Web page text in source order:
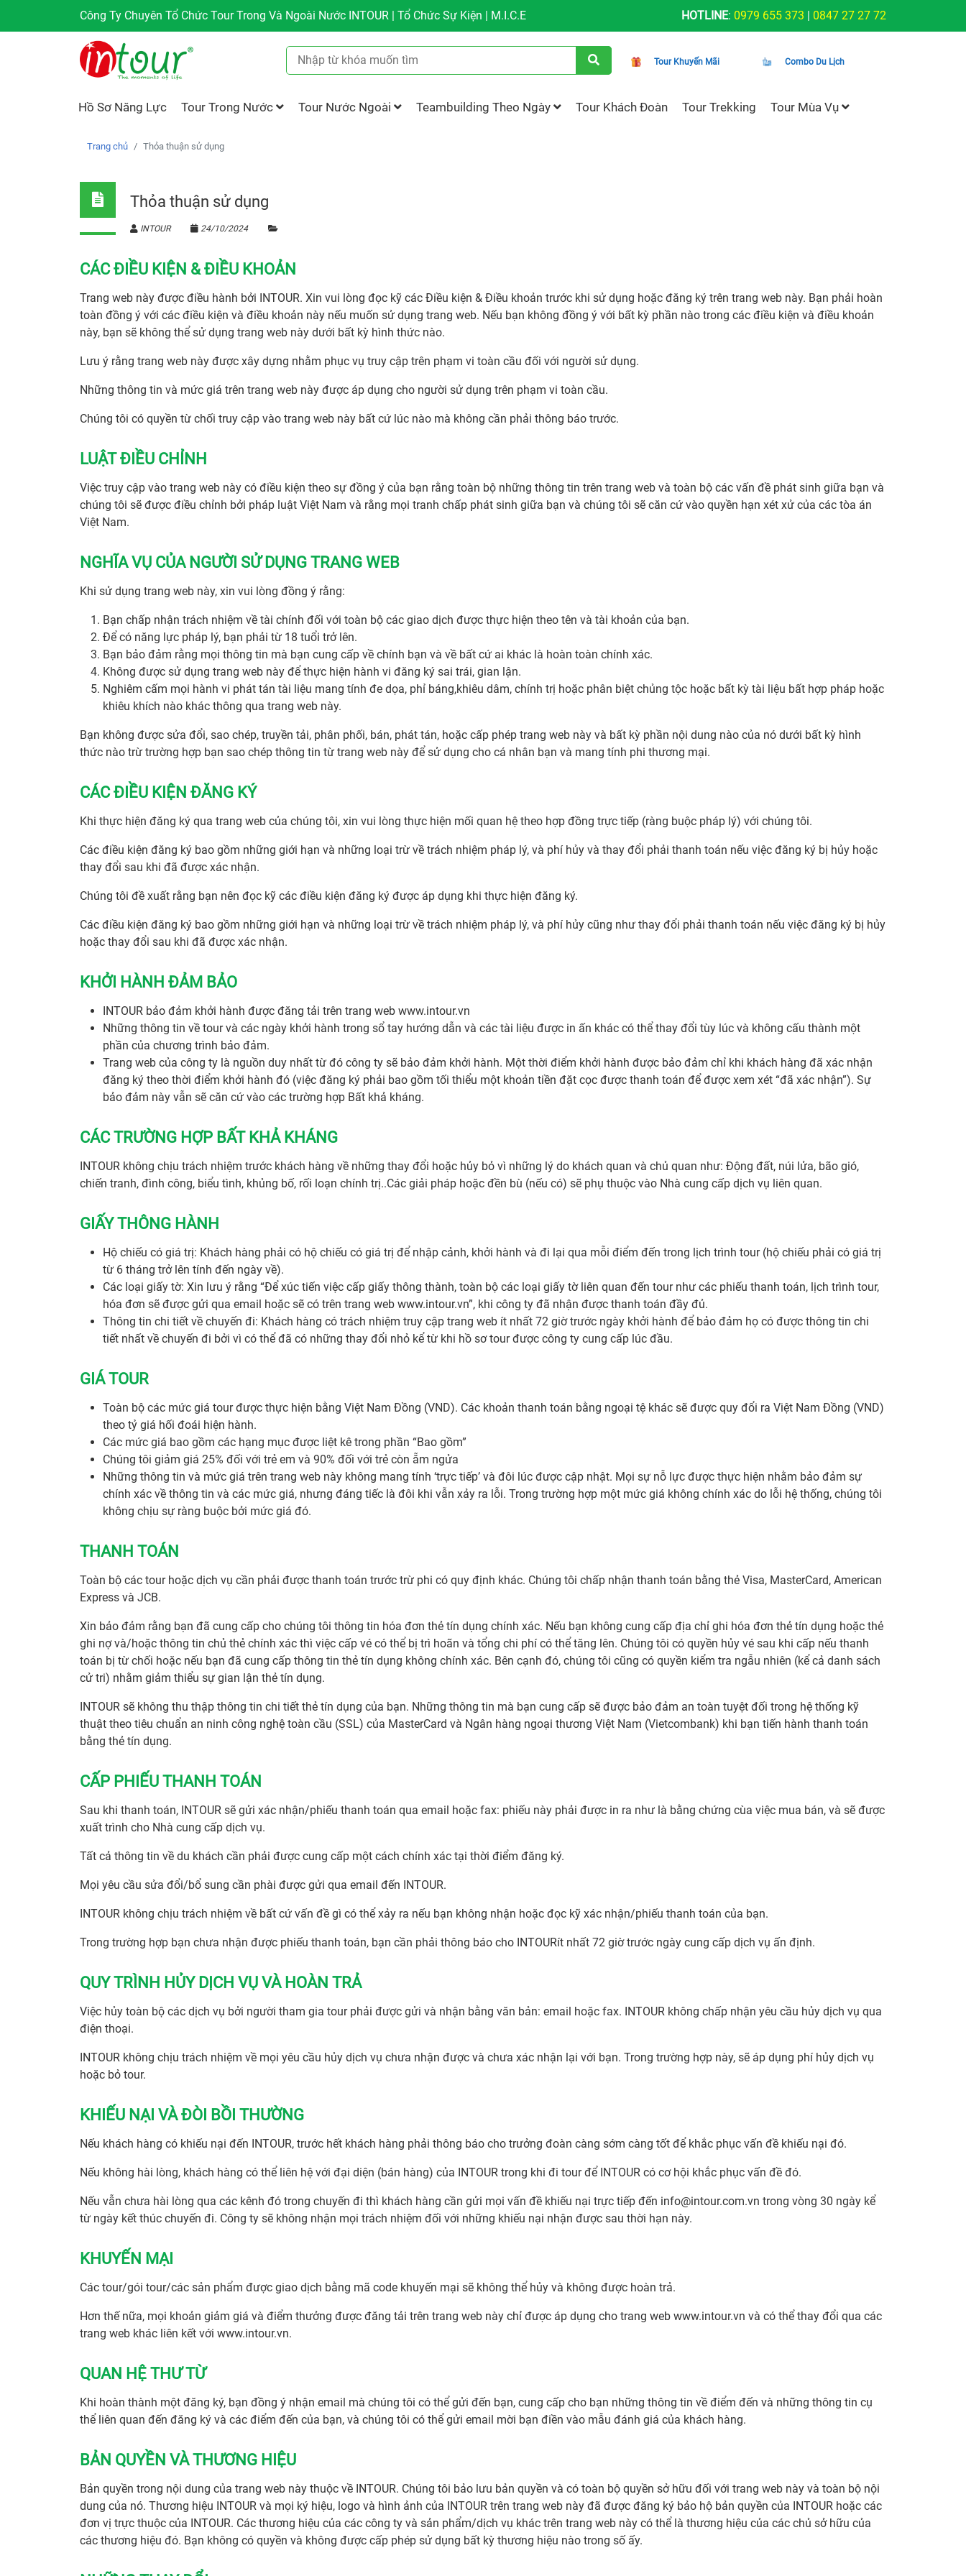
Công Ty Chuyên Tổ Chức Tour Trong Và Ngoài Nước INTOUR | Tổ Chức Sự Kiện | M.I.C.E HOTLINE: 0979 655 373 | 0847 27 27 72
Tour Khuyến Mãi Combo Du Lịch
Hồ Sơ Năng Lực Tour Trong Nước Tour Nước Ngoài Teambuilding Theo Ngày Tour Khách Đoàn Tour Trekking Tour Mùa Vụ
Trang chủ Thỏa thuận sử dụng
Thỏa thuận sử dụng
INTOUR 24/10/2024
CÁC ĐIỀU KIỆN & ĐIỀU KHOẢN
Trang web này được điều hành bởi INTOUR. Xin vui lòng đọc kỹ các Điều kiện & Điều khoản trước khi sử dụng hoặc đăng ký trên trang web này. Bạn phải hoàn
toàn đồng ý với các điều kiện và điều khoản này nếu muốn sử dụng trang web. Nếu bạn không đồng ý với bất kỳ phần nào trong các điều kiện và điều khoản
này, bạn sẽ không thể sử dụng trang web này dưới bất kỳ hình thức nào.
Lưu ý rằng trang web này được xây dựng nhằm phục vụ truy cập trên phạm vi toàn cầu đối với người sử dụng.
Những thông tin và mức giá trên trang web này được áp dụng cho người sử dụng trên phạm vi toàn cầu.
Chúng tôi có quyền từ chối truy cập vào trang web này bất cứ lúc nào mà không cần phải thông báo trước.
LUẬT ĐIỀU CHỈNH
Việc truy cập vào trang web này có điều kiện theo sự đồng ý của bạn rằng toàn bộ những thông tin trên trang web và toàn bộ các vấn đề phát sinh giữa bạn và
chúng tôi sẽ được điều chỉnh bởi pháp luật Việt Nam và rằng mọi tranh chấp phát sinh giữa bạn và chúng tôi sẽ căn cứ vào quyền hạn xét xử của các tòa án
Việt Nam.
NGHĨA VỤ CỦA NGƯỜI SỬ DỤNG TRANG WEB
Khi sử dụng trang web này, xin vui lòng đồng ý rằng:
Bạn chấp nhận trách nhiệm về tài chính đối với toàn bộ các giao dịch được thực hiện theo tên và tài khoản của bạn.
Để có năng lực pháp lý, bạn phải từ 18 tuổi trở lên.
Bạn bảo đảm rằng mọi thông tin mà bạn cung cấp về chính bạn và về bất cứ ai khác là hoàn toàn chính xác.
Không được sử dụng trang web này để thực hiện hành vi đăng ký sai trái, gian lận.
Nghiêm cấm mọi hành vi phát tán tài liệu mang tính đe dọa, phỉ báng,khiêu dâm, chính trị hoặc phân biệt chủng tộc hoặc bất kỳ tài liệu bất hợp pháp hoặc
khiêu khích nào khác thông qua trang web này.
Bạn không được sửa đổi, sao chép, truyền tải, phân phối, bán, phát tán, hoặc cấp phép trang web này và bất kỳ phần nội dung nào của nó dưới bất kỳ hình
thức nào trừ trường hợp bạn sao chép thông tin từ trang web này để sử dụng cho cá nhân bạn và mang tính phi thương mại.
CÁC ĐIỀU KIỆN ĐĂNG KÝ
Khi thực hiện đăng ký qua trang web của chúng tôi, xin vui lòng thực hiện mối quan hệ theo hợp đồng trực tiếp (ràng buộc pháp lý) với chúng tôi.
Các điều kiện đăng ký bao gồm những giới hạn và những loại trừ về trách nhiệm pháp lý, và phí hủy và thay đổi phải thanh toán nếu việc đăng ký bị hủy hoặc
thay đổi sau khi đã được xác nhận.
Chúng tôi đề xuất rằng bạn nên đọc kỹ các điều kiện đăng ký được áp dụng khi thực hiện đăng ký.
Các điều kiện đăng ký bao gồm những giới hạn và những loại trừ về trách nhiệm pháp lý, và phí hủy cũng như thay đổi phải thanh toán nếu việc đăng ký bị hủy
hoặc thay đổi sau khi đã được xác nhận.
KHỞI HÀNH ĐẢM BẢO
INTOUR bảo đảm khởi hành được đăng tải trên trang web www.intour.vn
Những thông tin về tour và các ngày khởi hành trong sổ tay hướng dẫn và các tài liệu được in ấn khác có thể thay đổi tùy lúc và không cấu thành một
phần của chương trình bảo đảm.
Trang web của công ty là nguồn duy nhất từ đó công ty sẽ bảo đảm khởi hành. Một thời điểm khởi hành được bảo đảm chỉ khi khách hàng đã xác nhận
đăng ký theo thời điểm khởi hành đó (việc đăng ký phải bao gồm tối thiểu một khoản tiền đặt cọc được thanh toán để được xem xét “đã xác nhận”). Sự
bảo đảm này vẫn sẽ căn cứ vào các trường hợp Bất khả kháng.
CÁC TRƯỜNG HỢP BẤT KHẢ KHÁNG
INTOUR không chịu trách nhiệm trước khách hàng về những thay đổi hoặc hủy bỏ vì những lý do khách quan và chủ quan như: Động đất, núi lửa, bão gió,
chiến tranh, đình công, biểu tình, khủng bố, rối loạn chính trị..Các giải pháp hoặc đền bù (nếu có) sẽ phụ thuộc vào Nhà cung cấp dịch vụ liên quan.
GIẤY THÔNG HÀNH
Hộ chiếu có giá trị: Khách hàng phải có hộ chiếu có giá trị để nhập cảnh, khởi hành và đi lại qua mỗi điểm đến trong lịch trình tour (hộ chiếu phải có giá trị
từ 6 tháng trở lên tính đến ngày về).
Các loại giấy tờ: Xin lưu ý rằng “Để xúc tiến việc cấp giấy thông thành, toàn bộ các loại giấy tờ liên quan đến tour như các phiếu thanh toán, lịch trình tour,
hóa đơn sẽ được gửi qua email hoặc sẽ có trên trang web www.intour.vn”, khi công ty đã nhận được thanh toán đầy đủ.
Thông tin chi tiết về chuyến đi: Khách hàng có trách nhiệm truy cập trang web ít nhất 72 giờ trước ngày khởi hành để bảo đảm họ có được thông tin chi
tiết nhất về chuyến đi bởi vì có thể đã có những thay đổi nhỏ kể từ khi hồ sơ tour được công ty cung cấp lúc đầu.
GIÁ TOUR
Toàn bộ các mức giá tour được thực hiện bằng Việt Nam Đồng (VND). Các khoản thanh toán bằng ngoại tệ khác sẽ được quy đổi ra Việt Nam Đồng (VND)
theo tỷ giá hối đoái hiện hành.
Các mức giá bao gồm các hạng mục được liệt kê trong phần “Bao gồm”
Chúng tôi giảm giá 25% đối với trẻ em và 90% đối với trẻ còn ẵm ngửa
Những thông tin và mức giá trên trang web này không mang tính ‘trực tiếp’ và đôi lúc được cập nhật. Mọi sự nỗ lực được thực hiện nhằm bảo đảm sự
chính xác về thông tin và các mức giá, nhưng đáng tiếc là đôi khi vẫn xảy ra lỗi. Trong trường hợp một mức giá không chính xác do lỗi hệ thống, chúng tôi
không chịu sự ràng buộc bởi mức giá đó.
THANH TOÁN
Toàn bộ các tour hoặc dịch vụ cần phải được thanh toán trước trừ phi có quy định khác. Chúng tôi chấp nhận thanh toán bằng thẻ Visa, MasterCard, American
Express và JCB.
Xin bảo đảm rằng bạn đã cung cấp cho chúng tôi thông tin hóa đơn thẻ tín dụng chính xác. Nếu bạn không cung cấp địa chỉ ghi hóa đơn thẻ tín dụng hoặc thẻ
ghi nợ và/hoặc thông tin chủ thẻ chính xác thì việc cấp vé có thể bị trì hoãn và tổng chi phí có thể tăng lên. Chúng tôi có quyền hủy vé sau khi cấp nếu thanh
toán bị từ chối hoặc nếu bạn đã cung cấp thông tin thẻ tín dụng không chính xác. Bên cạnh đó, chúng tôi cũng có quyền kiểm tra ngẫu nhiên (kể cả danh sách
cử tri) nhằm giảm thiểu sự gian lận thẻ tín dụng.
INTOUR sẽ không thu thập thông tin chi tiết thẻ tín dụng của bạn. Những thông tin mà bạn cung cấp sẽ được bảo đảm an toàn tuyệt đối trong hệ thống kỹ
thuật theo tiêu chuẩn an ninh công nghệ toàn cầu (SSL) của MasterCard và Ngân hàng ngoại thương Việt Nam (Vietcombank) khi bạn tiến hành thanh toán
bằng thẻ tín dụng.
CẤP PHIẾU THANH TOÁN
Sau khi thanh toán, INTOUR sẽ gửi xác nhận/phiếu thanh toán qua email hoặc fax: phiếu này phải được in ra như là bằng chứng cùa việc mua bán, và sẽ được
xuất trình cho Nhà cung cấp dịch vụ.
Tất cả thông tin về du khách cần phải được cung cấp một cách chính xác tại thời điểm đăng ký.
Mọi yêu cầu sửa đổi/bổ sung cần phài được gửi qua email đến INTOUR.
INTOUR không chịu trách nhiệm về bất cứ vấn đề gì có thể xảy ra nếu bạn không nhận hoặc đọc kỹ xác nhận/phiếu thanh toán của bạn.
Trong trường hợp bạn chưa nhận được phiếu thanh toán, bạn cần phải thông báo cho INTOURít nhất 72 giờ trước ngày cung cấp dịch vụ ấn định.
QUY TRÌNH HỦY DỊCH VỤ VÀ HOÀN TRẢ
Việc hủy toàn bộ các dịch vụ bởi người tham gia tour phải được gửi và nhận bằng văn bản: email hoặc fax. INTOUR không chấp nhận yêu cầu hủy dịch vụ qua
điện thoại.
INTOUR không chịu trách nhiệm về mọi yêu cầu hủy dịch vụ chưa nhận được và chưa xác nhận lại với bạn. Trong trường hợp này, sẽ áp dụng phí hủy dịch vụ
hoặc bỏ tour.
KHIẾU NẠI VÀ ĐÒI BỒI THƯỜNG
Nếu khách hàng có khiếu nại đến INTOUR, trước hết khách hàng phải thông báo cho trưởng đoàn càng sớm càng tốt để khắc phục vấn đề khiếu nại đó.
Nếu không hài lòng, khách hàng có thể liên hệ với đại diện (bán hàng) của INTOUR trong khi đi tour để INTOUR có cơ hội khắc phục vấn đề đó.
Nếu vẫn chưa hài lòng qua các kênh đó trong chuyến đi thì khách hàng cần gửi mọi vấn đề khiếu nại trực tiếp đến info@intour.com.vn trong vòng 30 ngày kể
từ ngày kết thúc chuyến đi. Công ty sẽ không nhận mọi trách nhiệm đối với những khiếu nại nhận được sau thời hạn này.
KHUYẾN MẠI
Các tour/gói tour/các sản phẩm được giao dịch bằng mã code khuyến mại sẽ không thể hủy và không được hoàn trả.
Hơn thế nữa, mọi khoản giảm giá và điểm thưởng được đăng tải trên trang web này chỉ được áp dụng cho trang web www.intour.vn và có thể thay đổi qua các
trang web khác liên kết với www.intour.vn.
QUAN HỆ THƯ TỪ
Khi hoàn thành một đăng ký, bạn đồng ý nhận email mà chúng tôi có thể gửi đến bạn, cung cấp cho bạn những thông tin về điểm đến và những thông tin cụ
thể liên quan đến đăng ký và các điểm đến của bạn, và chúng tôi có thể gửi email mời bạn điền vào mẫu đánh giá của khách hàng.
BẢN QUYỀN VÀ THƯƠNG HIỆU
Bản quyền trong nội dung của trang web này thuộc về INTOUR. Chúng tôi bảo lưu bản quyền và có toàn bộ quyền sở hữu đối với trang web này và toàn bộ nội
dung của nó. Thương hiệu INTOUR và mọi ký hiệu, logo và hình ảnh của INTOUR trên trang web này đã được đăng ký bảo hộ bản quyền của INTOUR hoặc các
đơn vị trực thuộc của INTOUR. Các thương hiệu của các công ty và sản phẩm/dịch vụ khác trên trang web này có thể là thương hiệu của các chủ sở hữu của
các thương hiệu đó. Bạn không có quyền và không được cấp phép sử dụng bất kỳ thương hiệu nào trong số ấy.